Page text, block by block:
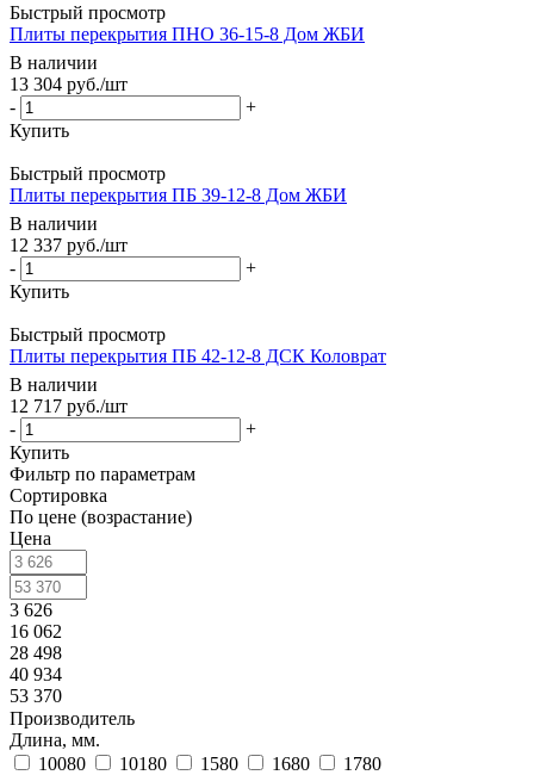
Быстрый просмотр
Плиты перекрытия ПНО 36-15-8 Дом ЖБИ
В наличии
13 304 руб./шт
-
+
Купить
Быстрый просмотр
Плиты перекрытия ПБ 39-12-8 Дом ЖБИ
В наличии
12 337 руб./шт
-
+
Купить
Быстрый просмотр
Плиты перекрытия ПБ 42-12-8 ДСК Коловрат
В наличии
12 717 руб./шт
-
+
Купить
Фильтр по параметрам
Сортировка
По цене (возрастание)
Цена
3 626
16 062
28 498
40 934
53 370
Производитель
Длина, мм.
10080
10180 1580 1680
1780